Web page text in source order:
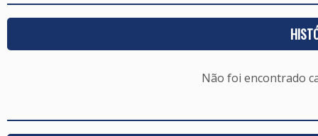
Não foi encontrado